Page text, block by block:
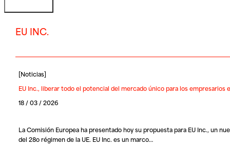
EU INC.
[Noticias]
EU Inc., liberar todo el potencial del mercado único para los empresarios
18 / 03 / 2026
La Comisión Europea ha presentado hoy su propuesta para EU Inc., un
del 28o régimen de la UE. EU Inc. es un marco…